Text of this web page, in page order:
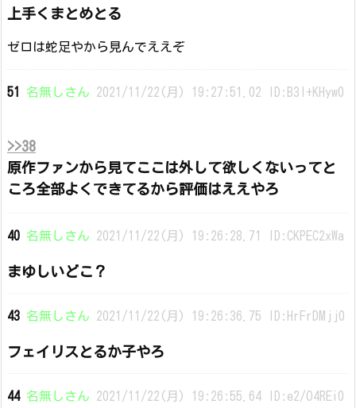
上手くまとめとる
ゼロは蛇足やから見んでええぞ
51 名無しさん 2021/11/22(月) 19:27:51.02 ID:B3I+KHyw0
>>38
原作ファンから見てここは外して欲しくないってと
ころ全部よくできてるから評価はええやろ
40 名無しさん 2021/11/22(月) 19:26:28.71 ID:CKPEC2xWa
まゆしいどこ？
43 名無しさん 2021/11/22(月) 19:26:36.75 ID:HrFrDMjj0
フェイリスとるか子やろ
44 名無しさん 2021/11/22(月) 19:26:55.64 ID:e2/O4REi0